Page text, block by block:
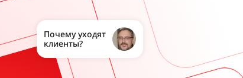
Почему уходят
клиенты?